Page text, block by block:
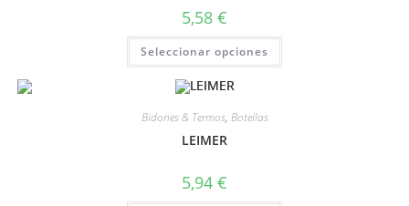
5,58 €
Seleccionar opciones
Bidones & Termos, Botellas
LEIMER
5,94 €